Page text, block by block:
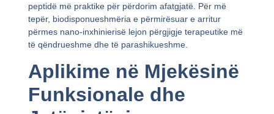
peptidë më praktike për përdorim afatgjatë. Për më
tepër, biodisponueshmëria e përmirësuar e arritur
përmes nano-inxhinierisë lejon përgjigje terapeutike më
të qëndrueshme dhe të parashikueshme.
Aplikime në Mjekësinë
Funksionale dhe